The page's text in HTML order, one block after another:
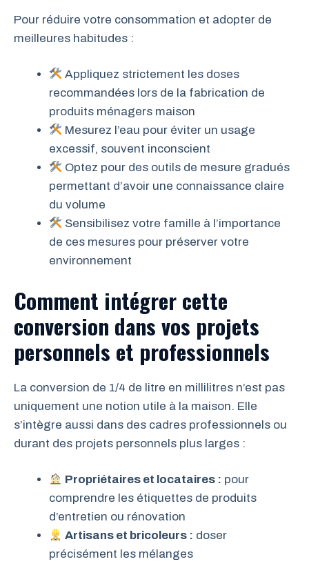
Pour réduire votre consommation et adopter de
meilleures habitudes :
Appliquez strictement les doses
recommandées lors de la fabrication de
produits ménagers maison
Mesurez l’eau pour éviter un usage
excessif, souvent inconscient
Optez pour des outils de mesure gradués
permettant d’avoir une connaissance claire
du volume
Sensibilisez votre famille à l’importance
de ces mesures pour préserver votre
environnement
Comment intégrer cette
conversion dans vos projets
personnels et professionnels
La conversion de 1/4 de litre en millilitres n’est pas
uniquement une notion utile à la maison. Elle
s’intègre aussi dans des cadres professionnels ou
durant des projets personnels plus larges :
Propriétaires et locataires : pour
comprendre les étiquettes de produits
d’entretien ou rénovation
Artisans et bricoleurs : doser
précisément les mélanges